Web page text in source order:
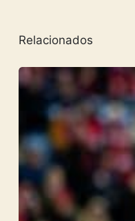
Relacionados